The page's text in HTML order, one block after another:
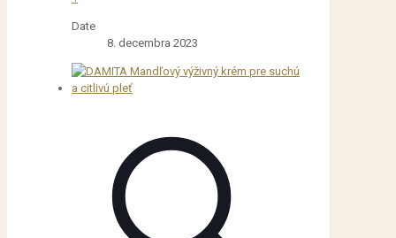
Date
8. decembra 2023